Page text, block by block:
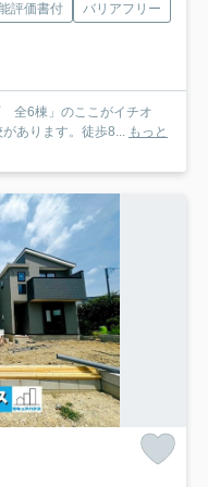
評価書付
バリアフリー
全6棟」のここがイチオ
あります。徒歩8... もっと